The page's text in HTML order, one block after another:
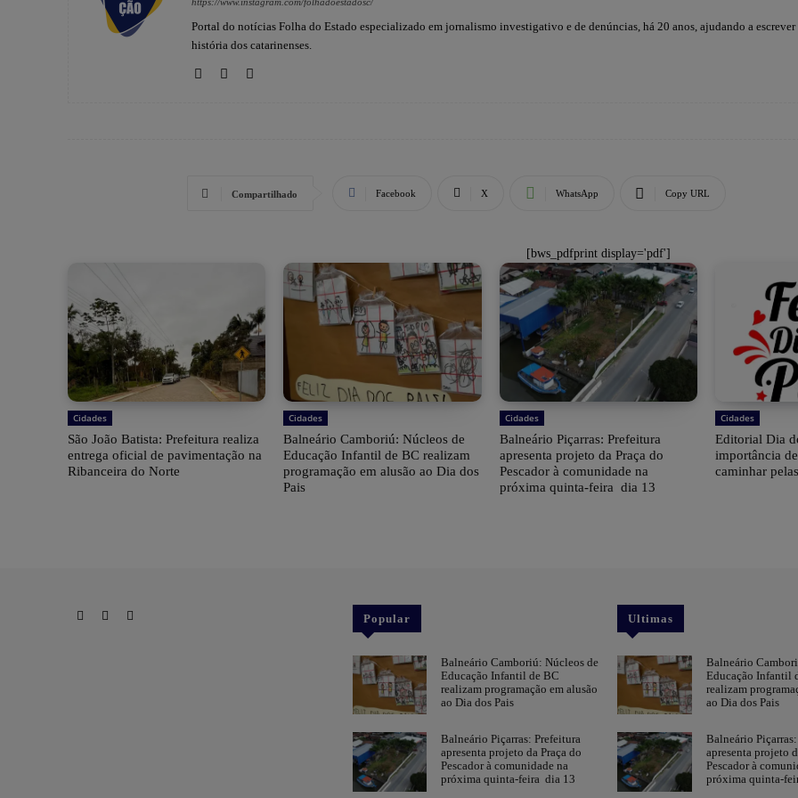
Portal do notícias Folha do Estado especializado em jornalismo investigativo e de denúncias, há 20 anos, ajudando a escrever
história dos catarinenses.
Compartilhado Facebook X WhatsApp Copy URL
[bws_pdfprint display='pdf']
Cidades
São João Batista: Prefeitura realiza
entrega oficial de pavimentação na
Ribanceira do Norte
Cidades
Balneário Camboriú: Núcleos de
Educação Infantil de BC realizam
programação em alusão ao Dia dos
Pais
Cidades
Balneário Piçarras: Prefeitura
apresenta projeto da Praça do
Pescador à comunidade na
próxima quinta-feira dia 13
Cidades
Editorial Dia
importância
caminhar
Popular
Balneário Camboriú: Núcleos de
Educação Infantil de BC
realizam programação em alusão
ao Dia dos Pais
Balneário Piçarras: Prefeitura
apresenta projeto da Praça do
Pescador à comunidade na
próxima quinta-feira dia 13
Ultimas
Balneário
Educação Infantil
realizam
ao Dia dos Pais
Balneário
apresenta projeto
Pescador à
próxima quinta-